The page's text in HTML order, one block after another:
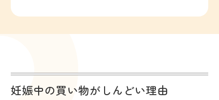
妊娠中の買い物がしんどい理由